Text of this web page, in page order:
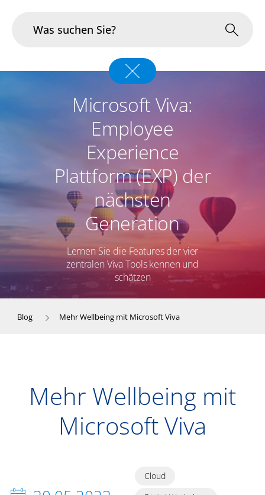
Karriere
Blog
Microsoft Viva:
Employee
Experience
Plattform (EXP) der
nächsten
Generation
Lernen Sie die Features der vier
zentralen Viva Tools kennen und
schätzen
Blog Mehr Wellbeing mit Microsoft Viva
Mehr Wellbeing mit
Microsoft Viva
Cloud